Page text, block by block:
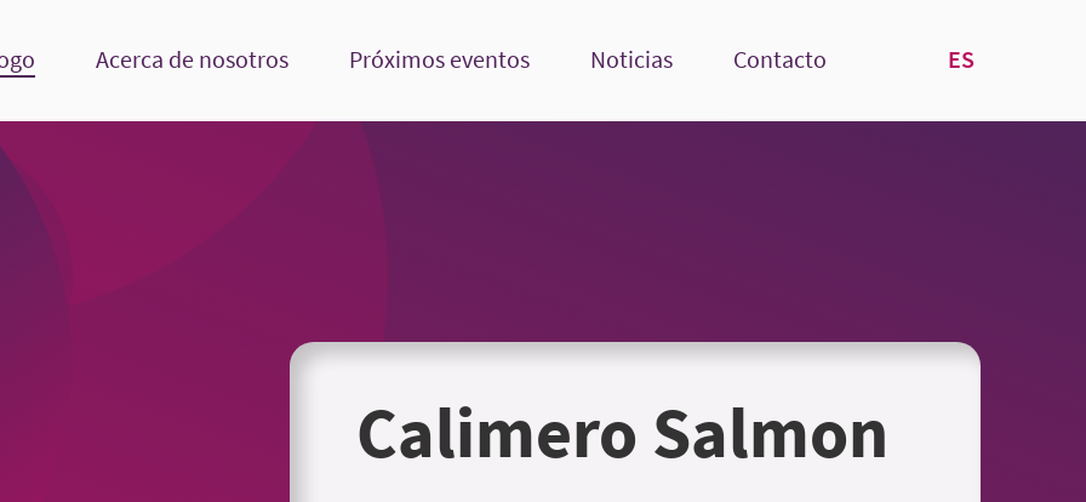
Acerca de nosotros Próximos eventos Noticias Contacto ES
Calimero Salmon